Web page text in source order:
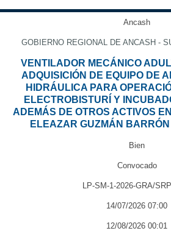
Ancash
GOBIERNO REGIONAL DE ANCASH -
VENTILADOR MECÁNICO
ADQUISICIÓN DE EQUIPO DE
HIDRÁULICA PARA
ELECTROBISTURÍ Y
ADEMÁS DE OTROS ACTIVOS
ELEAZAR GUZMÁN BARRÓN
Bien
Convocado
LP-SM-1-2026-GRA/
14/07/2026 07:00
12/08/2026 00:01